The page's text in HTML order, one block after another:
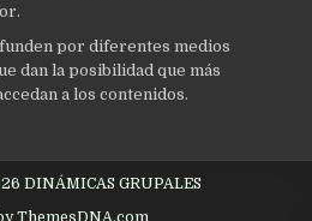
por diferentes medios
dan la posibilidad que más
a los contenidos.
DINÁMICAS GRUPALES